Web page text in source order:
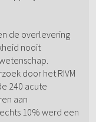
de overlevering
nooit
door het RIVM
240 acute
aan
10% werd een